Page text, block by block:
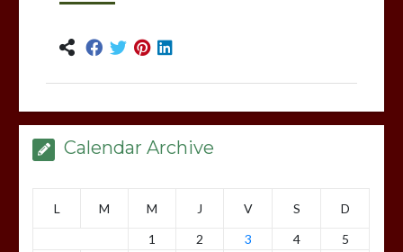
Calendar Archive
L M M J V S
D
1
2 3 4
5